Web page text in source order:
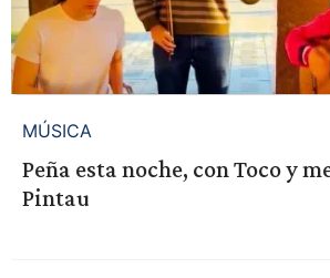
MÚSICA
Peña esta noche, con Toco y
Pintau